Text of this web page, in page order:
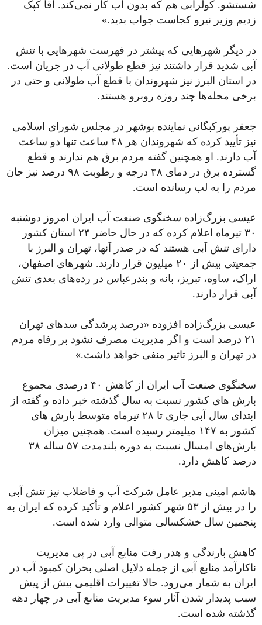
شستشو. کولرآبی هم که بدون آب کار نمی‌کند. آقا کپک
زدیم وزیر نیرو کجاست جواب بدید.»
در دیگر شهرهایی که پیشتر در فهرست شهرهایی با تنش
آبی شدید قرار داشتند نیز قطع طولانی‌ آب در جریان است.
در استان البرز نیز شهروندان با قطع آب طولانی و حتی در
برخی محله‌ها چند روزه روبرو هستند.
جعفر پورکبگانی نماینده بوشهر در مجلس شورای اسلامی
نیز تأیید کرده که شهروندان هر ۴۸ ساعت تنها دو ساعت
آب دارند. او همچنین گفته مردم برق هم ندارند و قطع
گسترده برق در دمای ۴۸ درجه و رطوبت ۹۸ درصد نیز جان
مردم را به لب رسانده است.
عیسی بزرگ‌زاده سخنگوی صنعت آب ایران امروز دوشنبه
۳۰ تیرماه اعلام کرده که در حال حاضر ۲۴ استان کشور
دارای تنش آبی هستند که در صدر آنها، تهران و البرز با
جمعیتی بیش از ۲۰ میلیون قرار دارند. شهرهای اصفهان،
اراک، ساوه، تبریز، بانه و بندرعباس در رده‌های بعدی تنش
آبی قرار دارند.
عیسی بزرگ‌زاده افزوده «درصد پرشدگی سدهای تهران
۲۱ درصد است و اگر مدیریت مصرف نشود بر رفاه مردم
در تهران و البرز تاثیر منفی خواهد داشت.»
سخنگوی صنعت آب ایران از کاهش ۴۰ درصدی مجموع
بارش های کشور نسبت به سال گذشته خبر داده و گفته از
ابتدای سال آبی جاری تا ۲۸ تیرماه متوسط بارش های
کشور به ۱۴۷ میلیمتر رسیده است. همچنین میزان
بارش‌های امسال نسبت به دوره بلندمدت ۵۷ ساله ۳۸
درصد کاهش دارد.
هاشم امینی مدیر عامل شرکت آب و فاضلاب نیز تنش آبی
را در بیش از ۵۳ شهر کشور اعلام و تأکید کرده که ایران به
پنجمین سال خشکسالی متوالی وارد شده است.
کاهش بارندگی و هدر رفت منابع آبی در پی مدیریت
ناکارآمد منابع آبی از جمله دلایل اصلی بحران کمبود آب در
ایران به شمار می‌رود. حالا تغییرات اقلیمی بیش از پیش
سبب پدیدار شدن آثار سوء مدیریت منابع آبی در چهار دهه
گذشته شده است.